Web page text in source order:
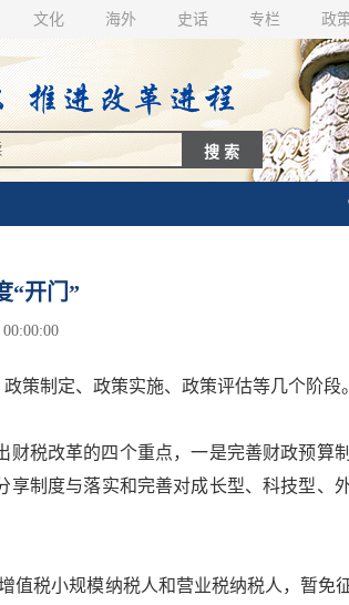
文化 海外 史话 专栏 政
“开门”
制定、政策实施、政策评估等几个阶段。
税改革的四个重点，一是完善财政预算
制度与落实和完善对成长型、科技型、
税小规模纳税人和营业税纳税人，暂免